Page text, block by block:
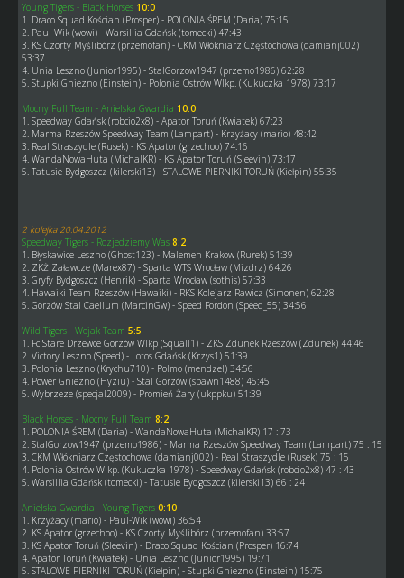
Young Tigers - Black Horses 10:0
1. Draco Squad Kościan (Prosper) - POLONIA ŚREM (Daria) 75:15
2. Paul-Wik (wowi) - Warsillia Gdańsk (tomecki) 47:43
3. KS Czorty Myślibórz (przemofan) - CKM Włókniarz Częstochowa (damianj002)
53:37
4. Unia Leszno (Junior1995) - StalGorzow1947 (przemo1986) 62:28
5. Stupki Gniezno (Einstein) - Polonia Ostrów Wlkp. (Kukuczka 1978) 73:17
Mocny Full Team - Anielska Gwardia 10:0
1. Speedway Gdańsk (robcio2x8) - Apator Toruń (Kwiatek) 67:23
2. Marma Rzeszów Speedway Team (Lampart) - Krzyżacy (mario) 48:42
3. Real Straszydle (Rusek) - KS Apator (grzechoo) 74:16
4. WandaNowaHuta (MichalKR) - KS Apator Toruń (Sleevin) 73:17
5. Tatusie Bydgoszcz (kilerski13) - STALOWE PIERNIKI TORUŃ (Kiełpin) 55:35
2 kolejka 20.04.2012
Speedway Tigers - Rozjedziemy Was 8:2
1. Błyskawice Leszno (Ghost123) - Malemen Krakow (Rurek) 51:39
2. ZKŻ Załawcze (Marex87) - Sparta WTS Wrocław (Mizdrz) 64:26
3. Gryfy Bydgoszcz (Henrik) - Sparta Wrocław (sothis) 57:33
4. Hawaiki Team Rzeszów (Hawaiki) - RKS Kolejarz Rawicz (Simonen) 62:28
5. Gorzów Stal Caellum (MarcinGw) - Speed Fordon (Speed_55) 34:56
Wild Tigers - Wojak Team 5:5
1. Fc Stare Drzewce Gorzów Wlkp (Squall1) - ZKS Zdunek Rzeszów (Zdunek) 44:46
2. Victory Leszno (Speed) - Lotos Gdańsk (Krzys1) 51:39
3. Polonia Leszno (Krychu710) - Polmo (mendzel) 34:56
4. Power Gniezno (Hyziu) - Stal Gorzów (spawn1488) 45:45
5. Wybrzeze (specjal2009) - Promień Żary (ukppku) 51:39
Black Horses - Mocny Full Team 8:2
1. POLONIA ŚREM (Daria) - WandaNowaHuta (MichalKR) 17 : 73
2. StalGorzow1947 (przemo1986) - Marma Rzeszów Speedway Team (Lampart) 75 : 15
3. CKM Włókniarz Częstochowa (damianj002) - Real Straszydle (Rusek) 75 : 15
4. Polonia Ostrów Wlkp. (Kukuczka 1978) - Speedway Gdańsk (robcio2x8) 47 : 43
5. Warsillia Gdańsk (tomecki) - Tatusie Bydgoszcz (kilerski13) 66 : 24
Anielska Gwardia - Young Tigers 0:10
1. Krzyżacy (mario) - Paul-Wik (wowi) 36:54
2. KS Apator (grzechoo) - KS Czorty Myślibórz (przemofan) 33:57
3. KS Apator Toruń (Sleevin) - Draco Squad Kościan (Prosper) 16:74
4. Apator Toruń (Kwiatek) - Unia Leszno (Junior1995) 19:71
5. STALOWE PIERNIKI TORUŃ (Kiełpin) - Stupki Gniezno (Einstein) 15:75